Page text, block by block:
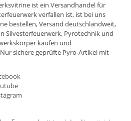
ist ein Versandhandelfür
verfallen ist, ist bei uns
bestellen,Versand deutschlandweit,
Silvesterfeuerwerk, Pyrotechnik und
kaufen und
sichere geprüfte Pyro-Artikel mit